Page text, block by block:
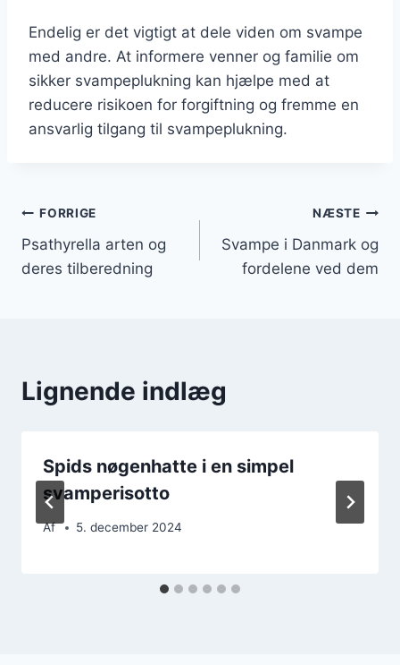
Endelig er det vigtigt at dele viden om svampe
med andre. At informere venner og familie om
sikker svampeplukning kan hjælpe med at
reducere risikoen for forgiftning og fremme en
ansvarlig tilgang til svampeplukning.
Indlægsnavigation
FORRIGE
Psathyrella arten og
deres tilberedning
NÆSTE
Svampe i Danmark og
fordelene ved dem
Lignende indlæg
Spids nøgenhatte i en simpel
svamperisotto
Af 5. december 2024